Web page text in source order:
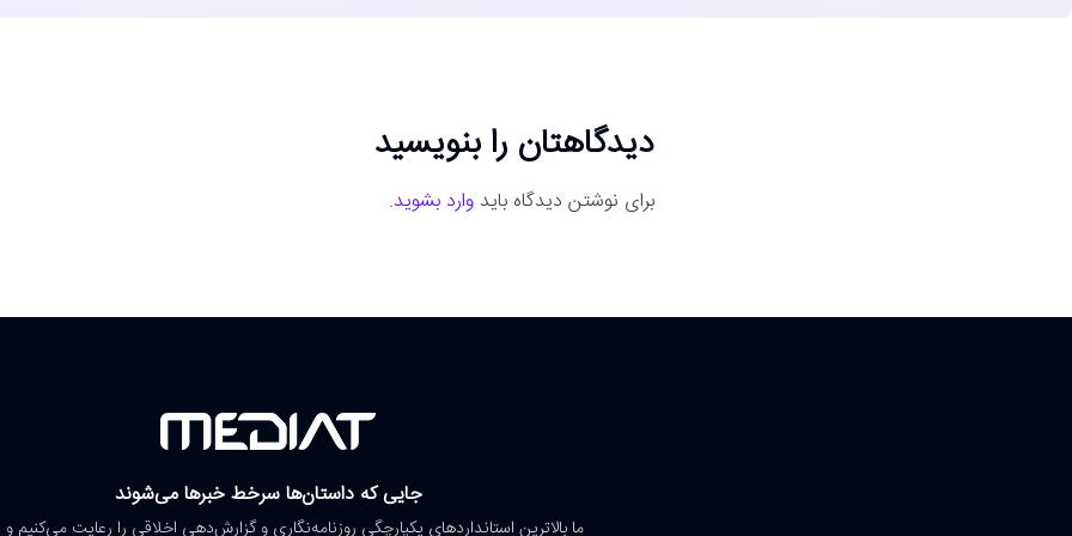
دیدگاهتان را بنویسید
برای نوشتن دیدگاه بایدوارد بشوید.
جایی که داستان‌ها سرخط خبرها می‌شوند
ما بالاترین استانداردهای یکپارچگی روزنامه‌نگاری و گزارش‌دهی اخلاقی را رعایت می‌کنیم و